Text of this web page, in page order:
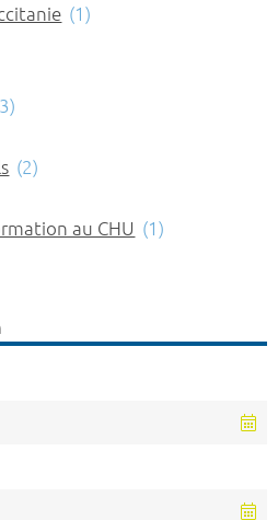
(1)
(2)
au CHU (1)